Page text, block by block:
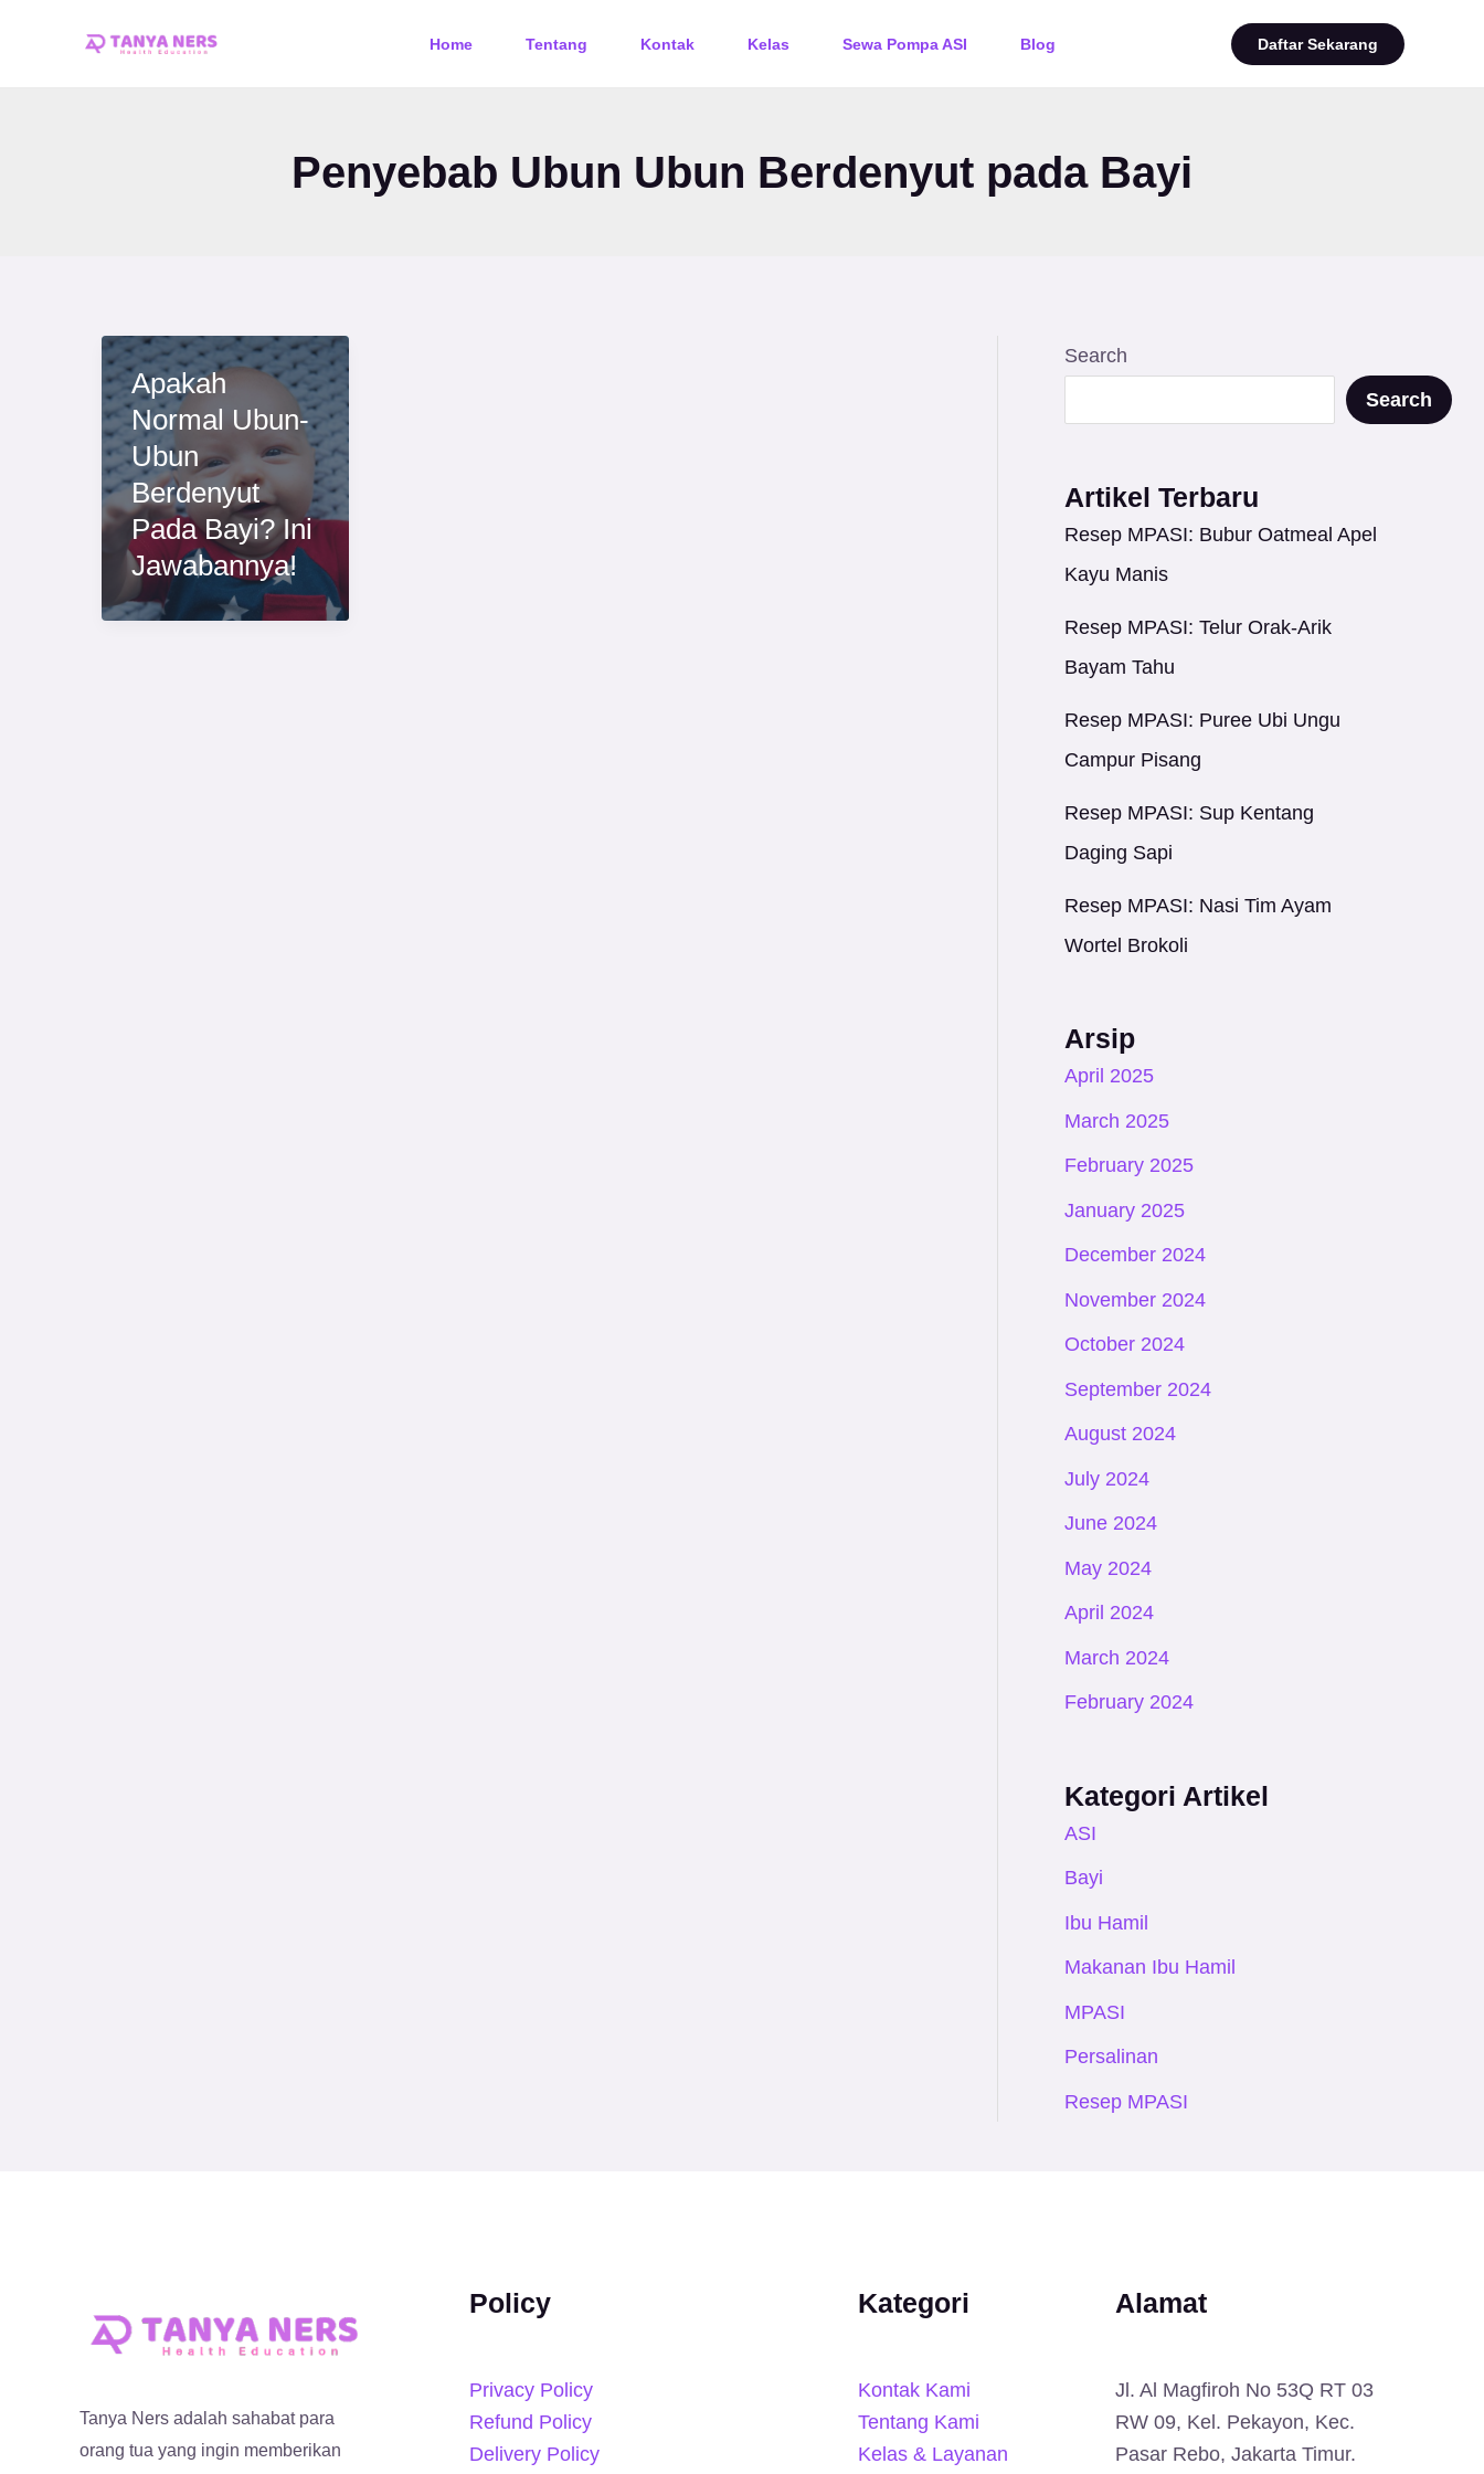
Home Tentang Kontak Kelas Sewa Pompa ASI Blog Daftar Sekarang
Penyebab Ubun Ubun Berdenyut pada Bayi
Apakah
Normal Ubun-
Ubun
Berdenyut
Pada Bayi? Ini
Jawabannya!
Search
Search
Artikel Terbaru
Resep MPASI: Bubur Oatmeal Apel
Kayu Manis
Resep MPASI: Telur Orak-Arik
Bayam Tahu
Resep MPASI: Puree Ubi Ungu
Campur Pisang
Resep MPASI: Sup Kentang
Daging Sapi
Resep MPASI: Nasi Tim Ayam
Wortel Brokoli
Arsip
April 2025
March 2025
February 2025
January 2025
December 2024
November 2024
October 2024
September 2024
August 2024
July 2024
June 2024
May 2024
April 2024
March 2024
February 2024
Kategori Artikel
ASI
Bayi
Ibu Hamil
Makanan Ibu Hamil
MPASI
Persalinan
Resep MPASI
Tanya Ners adalah sahabat para
orang tua yang ingin memberikan
Policy
Privacy Policy
Refund Policy
Delivery Policy
Kategori
Kontak Kami
Tentang Kami
Kelas & Layanan
Alamat
Jl. Al Magfiroh No 53Q RT 03
RW 09, Kel. Pekayon, Kec.
Pasar Rebo, Jakarta Timur.